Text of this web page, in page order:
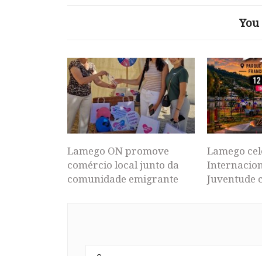
Lamego ON promove
comércio local junto da
comunidade emigrante
Lamego
Juventude